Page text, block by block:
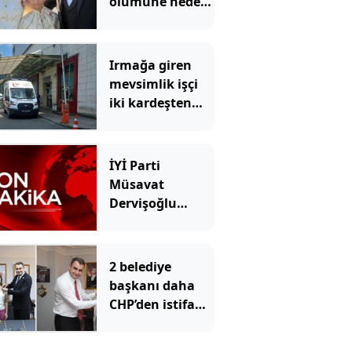
edici detaylar
ortaya çıktı
Irmağa giren
mevsimlik işçi
iki kardeşten
durumu ağır
İYİ Parti
Müsavat
Dervişoğlu
Komisyonu
hakkında SÖZCÜ
TV'ye konuştu
2 belediye
başkanı daha
CHP’den istifa